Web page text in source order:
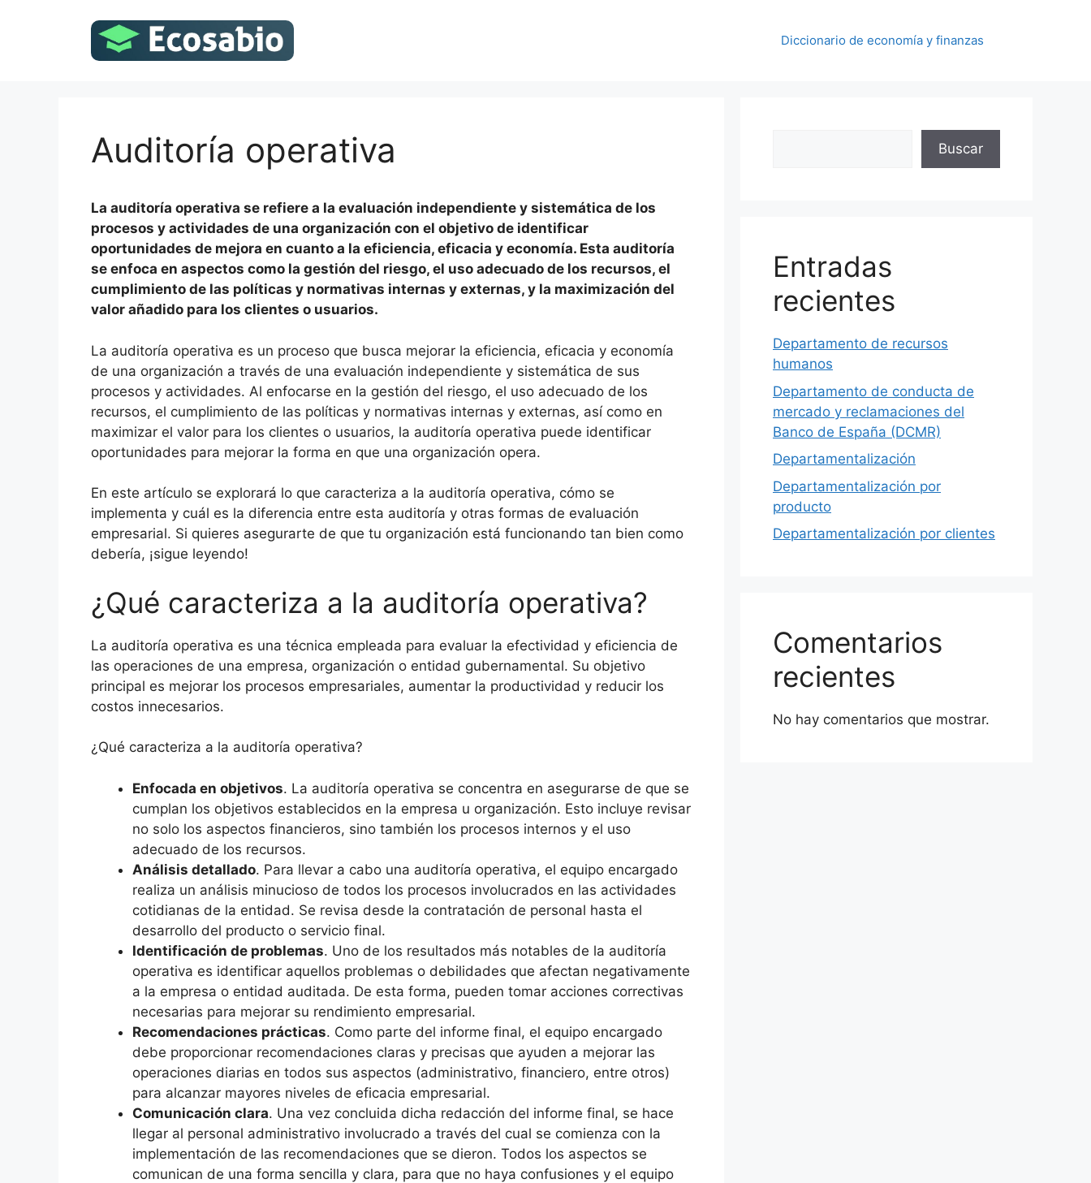
Diccionario de economía y finanzas
Auditoría operativa
La auditoría operativa se refiere a la evaluación independiente y sistemática de los
procesos y actividades de una organización con el objetivo de identificar
oportunidades de mejora en cuanto a la eficiencia, eficacia y economía. Esta auditoría
se enfoca en aspectos como la gestión del riesgo, el uso adecuado de los recursos, el
cumplimiento de las políticas y normativas internas y externas, y la maximización del
valor añadido para los clientes o usuarios.
La auditoría operativa es un proceso que busca mejorar la eficiencia, eficacia y economía
de una organización a través de una evaluación independiente y sistemática de sus
procesos y actividades. Al enfocarse en la gestión del riesgo, el uso adecuado de los
recursos, el cumplimiento de las políticas y normativas internas y externas, así como en
maximizar el valor para los clientes o usuarios, la auditoría operativa puede identificar
oportunidades para mejorar la forma en que una organización opera.
En este artículo se explorará lo que caracteriza a la auditoría operativa, cómo se
implementa y cuál es la diferencia entre esta auditoría y otras formas de evaluación
empresarial. Si quieres asegurarte de que tu organización está funcionando tan bien como
debería, ¡sigue leyendo!
¿Qué caracteriza a la auditoría operativa?
La auditoría operativa es una técnica empleada para evaluar la efectividad y eficiencia de
las operaciones de una empresa, organización o entidad gubernamental. Su objetivo
principal es mejorar los procesos empresariales, aumentar la productividad y reducir los
costos innecesarios.
¿Qué caracteriza a la auditoría operativa?
Enfocada en objetivos. La auditoría operativa se concentra en asegurarse de que se
cumplan los objetivos establecidos en la empresa u organización. Esto incluye revisar
no solo los aspectos financieros, sino también los procesos internos y el uso
adecuado de los recursos.
Análisis detallado. Para llevar a cabo una auditoría operativa, el equipo encargado
realiza un análisis minucioso de todos los procesos involucrados en las actividades
cotidianas de la entidad. Se revisa desde la contratación de personal hasta el
desarrollo del producto o servicio final.
Identificación de problemas. Uno de los resultados más notables de la auditoría
operativa es identificar aquellos problemas o debilidades que afectan negativamente
a la empresa o entidad auditada. De esta forma, pueden tomar acciones correctivas
necesarias para mejorar su rendimiento empresarial.
Recomendaciones prácticas. Como parte del informe final, el equipo encargado
debe proporcionar recomendaciones claras y precisas que ayuden a mejorar las
operaciones diarias en todos sus aspectos (administrativo, financiero, entre otros)
para alcanzar mayores niveles de eficacia empresarial.
Comunicación clara. Una vez concluida dicha redacción del informe final, se hace
llegar al personal administrativo involucrado a través del cual se comienza con la
implementación de las recomendaciones que se dieron. Todos los aspectos se
comunican de una forma sencilla y clara, para que no haya confusiones y el equipo
Buscar
Entradas
recientes
Departamento de recursos
humanos
Departamento de conducta de
mercado y reclamaciones del
Banco de España (DCMR)
Departamentalización
Departamentalización por
producto
Departamentalización por clientes
Comentarios
recientes
No hay comentarios que mostrar.